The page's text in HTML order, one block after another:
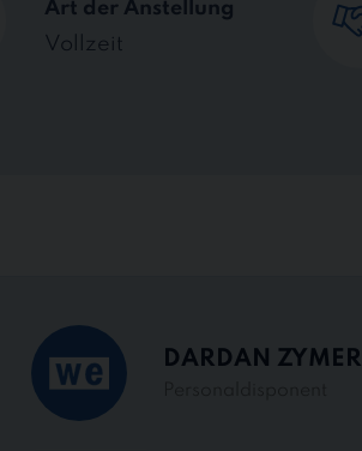
Art der Anstellung
Vollzeit
DARDAN ZYMERI